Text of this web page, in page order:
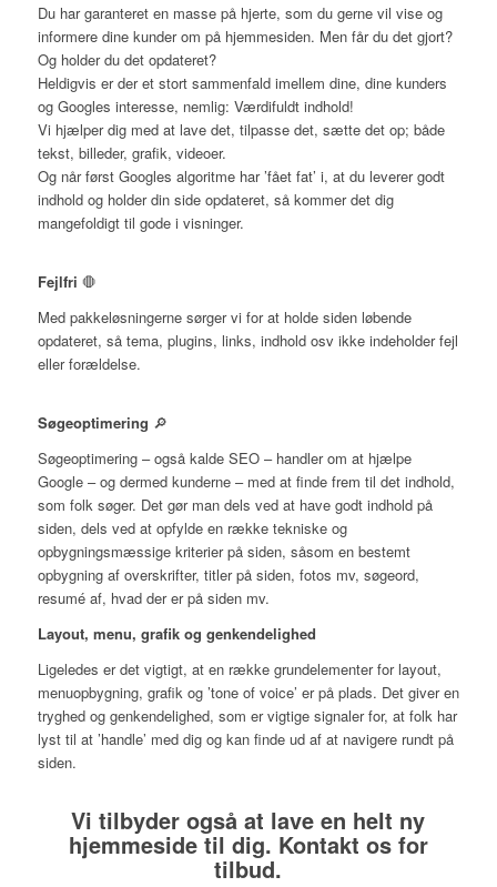
Du har garanteret en masse på hjerte, som du gerne vil vise og
informere dine kunder om på hjemmesiden. Men får du det gjort?
Og holder du det opdateret?
Heldigvis er der et stort sammenfald imellem dine, dine kunders
og Googles interesse, nemlig: Værdifuldt indhold!
Vi hjælper dig med at lave det, tilpasse det, sætte det op; både
tekst, billeder, grafik, videoer.
Og når først Googles algoritme har ’fået fat’ i, at du leverer godt
indhold og holder din side opdateret, så kommer det dig
mangefoldigt til gode i visninger.
Fejlfri 🛑
Med pakkeløsningerne sørger vi for at holde siden løbende
opdateret, så tema, plugins, links, indhold osv ikke indeholder fejl
eller forældelse.
Søgeoptimering 🔎
Søgeoptimering – også kalde SEO – handler om at hjælpe
Google – og dermed kunderne – med at finde frem til det indhold,
som folk søger. Det gør man dels ved at have godt indhold på
siden, dels ved at opfylde en række tekniske og
opbygningsmæssige kriterier på siden, såsom en bestemt
opbygning af overskrifter, titler på siden, fotos mv, søgeord,
resumé af, hvad der er på siden mv.
Layout, menu, grafik og genkendelighed
Ligeledes er det vigtigt, at en række grundelementer for layout,
menuopbygning, grafik og ’tone of voice’ er på plads. Det giver en
tryghed og genkendelighed, som er vigtige signaler for, at folk har
lyst til at ’handle’ med dig og kan finde ud af at navigere rundt på
siden.
Vi tilbyder også at lave en helt ny
hjemmeside til dig. Kontakt os for
tilbud.